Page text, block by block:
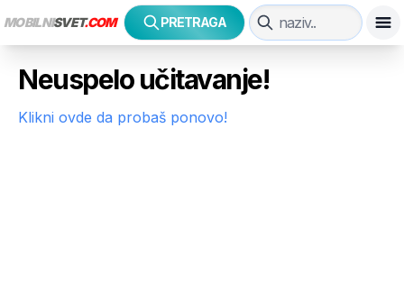
MOBILNISVET.COM PRETRAGA
Neuspelo učitavanje!
Klikni ovde da probaš ponovo!